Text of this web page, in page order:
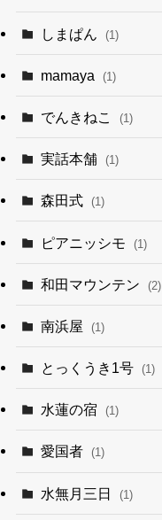
しまぱん (1)
mamaya (1)
でんきねこ (1)
実話本舗 (1)
森田式 (1)
ピアニッシモ (1)
和田マウンテン (2)
南浜屋 (1)
とっくうき1号 (1)
水蓮の宿 (1)
愛国者 (1)
水無月三日 (1)